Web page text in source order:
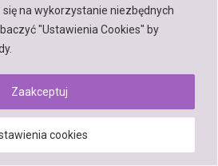
na wykorzystanie niezbędnych
"Ustawienia Cookies" by
cookies
Zaakceptuj
Desktop
Powered by